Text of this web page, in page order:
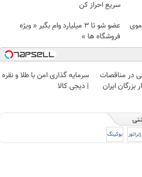
سریع احراز کن
عضو شو تا 3 میلیارد وام بگیر « ویژه
فروشگاه ها »
در مناقصات
بزرگان ایران
سرمایه گذاری امن با طلا و نقره
| دیجی کالا
بوکینگ